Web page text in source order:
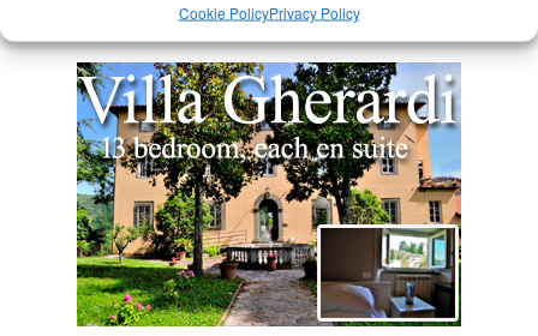
Cookie PolicyPrivacy Policy